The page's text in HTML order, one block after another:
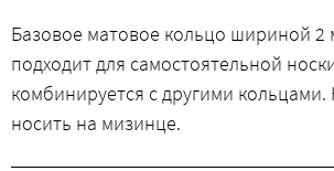
Базовое матовое кольцо шириной 2
подходит для самостоятельной
комбинируется с другими
носить на мизинце.